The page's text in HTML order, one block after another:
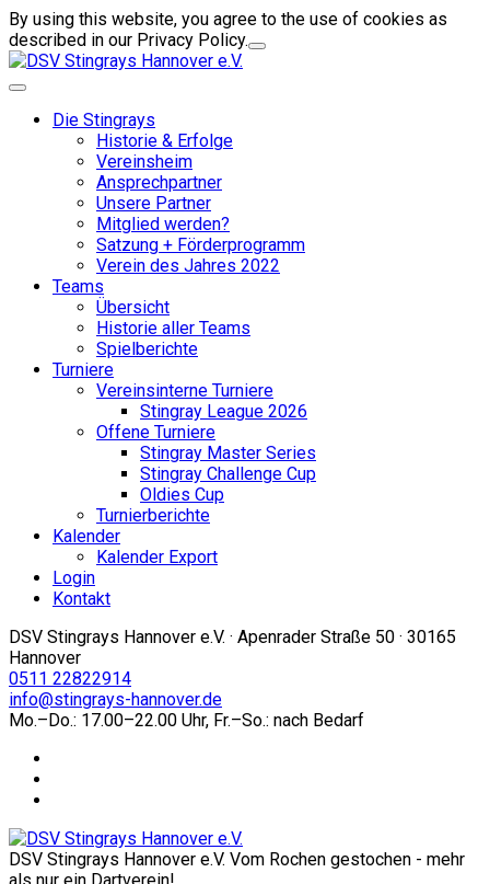
By using this website, you agree to the use of cookies as
described in our Privacy Policy.
Die Stingrays
Historie & Erfolge
Vereinsheim
Ansprechpartner
Unsere Partner
Mitglied werden?
Satzung + Förderprogramm
Verein des Jahres 2022
Teams
Übersicht
Historie aller Teams
Spielberichte
Turniere
Vereinsinterne Turniere
Stingray League 2026
Offene Turniere
Stingray Master Series
Stingray Challenge Cup
Oldies Cup
Turnierberichte
Kalender
Kalender Export
Login
Kontakt
DSV Stingrays Hannover e.V. · Apenrader Straße 50 · 30165
Hannover
0511 22822914
info@stingrays-hannover.de
Mo.–Do.: 17.00–22.00 Uhr, Fr.–So.: nach Bedarf
DSV Stingrays Hannover e.V. Vom Rochen gestochen - mehr